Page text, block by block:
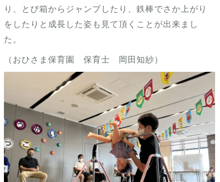
り、とび箱からジャンプしたり、鉄棒でさか上がり
をしたりと成長した姿も見て頂くことが出来まし
た。
（おひさま保育園 保育士 岡田知紗）